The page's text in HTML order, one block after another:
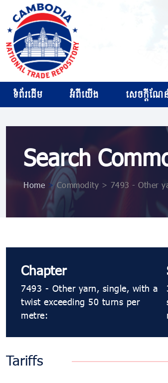
ទំព័រដើម អំពីយើង សេចក្ដីណែន
Search
Home >Commodity > 7493 - Other
Chapter
7493 - Other yarn, single, with a
twist exceeding 50 turns per
metre:
Tariffs